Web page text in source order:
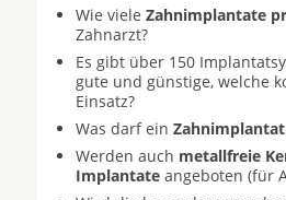
Wie viele Zahnimplantate
Zahnarzt?
Es gibt über 150
gute und günstige, welche
Einsatz?
Was darf ein
Werden auch metallfreie
Implantate angeboten (für